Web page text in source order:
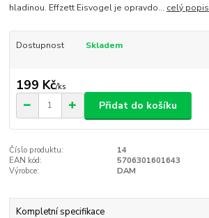
hladinou. Effzett Eisvogel je opravdo... celý popis
Dostupnost Skladem
199 Kč/ks
Přidat do košíku
Číslo produktu:
14
EAN kód:
5706301601643
Výrobce:
DAM
Kompletní specifikace